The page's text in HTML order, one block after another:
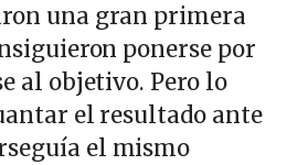
una gran primera
ponerse por
al objetivo. Pero lo
el resultado ante
el mismo